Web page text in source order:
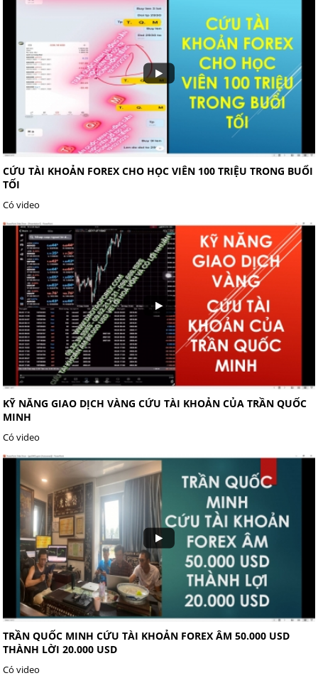
CỨU TÀI KHOẢN FOREX CHO HỌC VIÊN 100 TRIỆU TRONG BUỔI
TỐI
Có video
KỸ NĂNG GIAO DỊCH VÀNG CỨU TÀI KHOẢN CỦA TRẦN QUỐC
MINH
Có video
TRẦN QUỐC MINH CỨU TÀI KHOẢN FOREX ÂM 50.000 USD
THÀNH LỜI 20.000 USD
Có video